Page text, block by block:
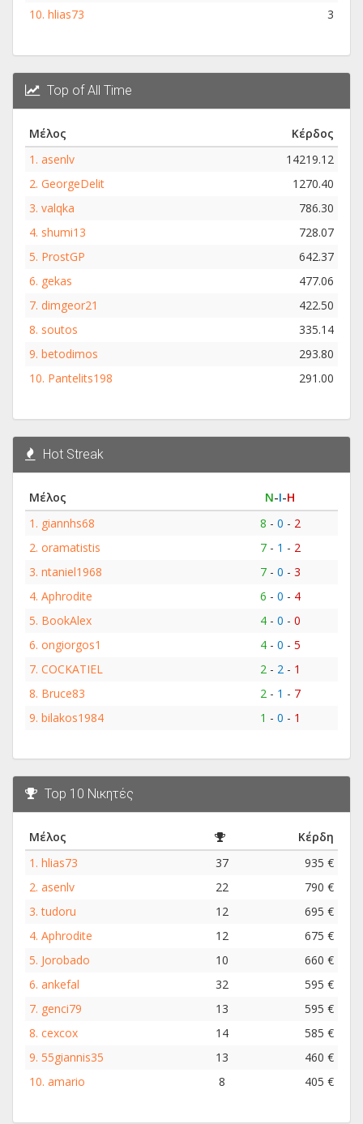
10. hlias73 3
Top of All Time
Μέλος
Κέρδος
1. asenlv
14219.12
2. GeorgeDelit
1270.40
3. valqka
786.30
4. shumi13
728.07
5. ProstGP
642.37
6. gekas
477.06
7. dimgeor21
422.50
8. soutos
335.14
9. betodimos
293.80
10. Pantelits198 291.00
Hot Streak
Μέλος Ν-Ι-Η
1. giannhs68 8 - 0 - 2
2. oramatistis 7- 1 - 2
3. ntaniel1968 7- 0 - 3
4. Aphrodite 6 - 0 - 4
5. BookAlex 4- 0 - 0
6. ongiorgos1 4- 0 - 5
7. COCKATIEL 2- 2- 1
8. Bruce83 2- 1 - 7
9. bilakos1984 1 - 0 - 1
Top 10 Νικητές
Μέλος
Κέρδη
1. hlias73 37
935 €
2. asenlv 22
790 €
3.tudoru 12
695 €
4. Aphrodite 12
675 €
5. Jorobado 10
660 €
6. ankefal 32
595 €
7. genci79 13
595 €
8. cexcox 14
585 €
9. 55giannis35 13
460 €
10. amario 8 405 €